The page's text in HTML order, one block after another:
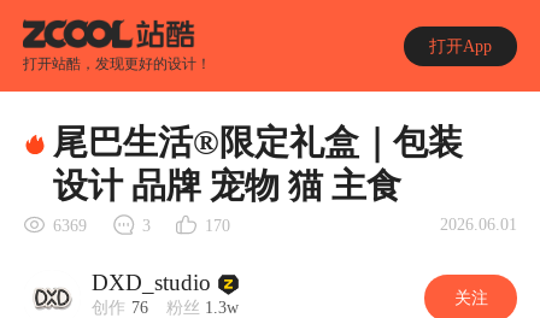
打开站酷，发现更好的设计！
打开App
尾巴生活®限定礼盒｜包装
设计 品牌 宠物 猫 主食
6369 3 170 2026.06.01
DXD_studio
创作 76 粉丝 1.3w 关注